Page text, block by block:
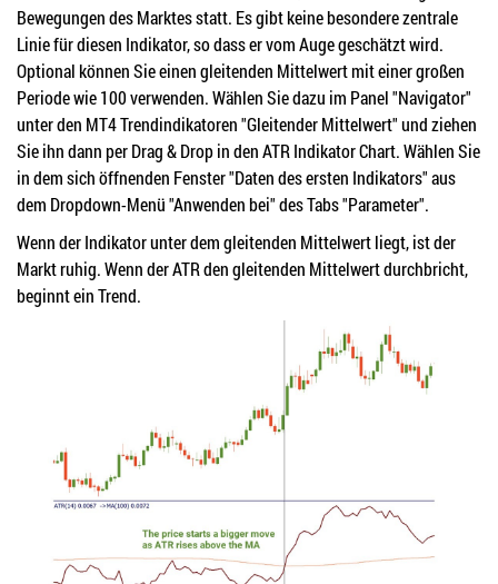
Bewegungen des Marktes statt. Es gibt keine besondere zentrale
Linie für diesen Indikator, so dass er vom Auge geschätzt wird.
Optional können Sie einen gleitenden Mittelwert mit einer großen
Periode wie 100 verwenden. Wählen Sie dazu im Panel "Navigator"
unter den MT4 Trendindikatoren "Gleitender Mittelwert" und ziehen
Sie ihn dann per Drag & Drop in den ATR Indikator Chart. Wählen Sie
in dem sich öffnenden Fenster "Daten des ersten Indikators" aus
dem Dropdown-Menü "Anwenden bei" des Tabs "Parameter".
Wenn der Indikator unter dem gleitenden Mittelwert liegt, ist der
Markt ruhig. Wenn der ATR den gleitenden Mittelwert durchbricht,
beginnt ein Trend.